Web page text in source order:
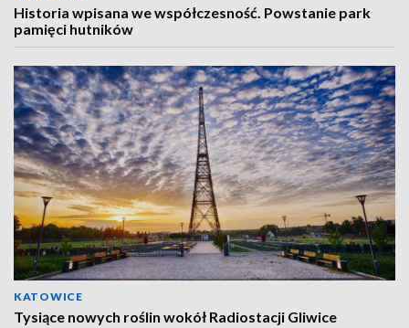
Historia wpisana we współczesność. Powstanie park
pamięci hutników
KATOWICE
Tysiące nowych roślin wokół Radiostacji Gliwice